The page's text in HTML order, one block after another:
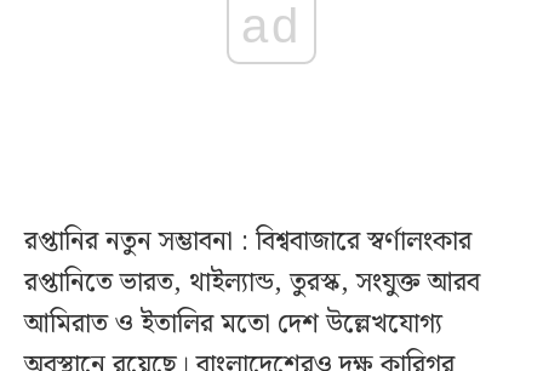
ad
রপ্তানির নতুন সম্ভাবনা : বিশ্ববাজারে স্বর্ণালংকার
রপ্তানিতে ভারত, থাইল্যান্ড, তুরস্ক, সংযুক্ত আরব
আমিরাত ও ইতালির মতো দেশ উল্লেখযোগ্য